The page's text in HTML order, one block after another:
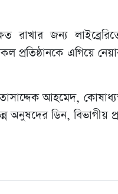
রাখার জন্য
এগিয়ে
তাসাদ্দেক আহমেদ,
অনুষদের ডিন, বিভাগীয়